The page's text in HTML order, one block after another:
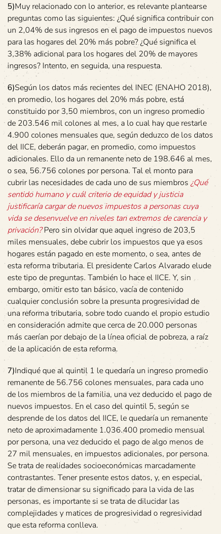
5)Muy relacionado con lo anterior, es relevante plantearse
preguntas como las siguientes: ¿Qué significa contribuir con
un 2,04% de sus ingresos en el pago de impuestos nuevos
para las hogares del 20% más pobre? ¿Qué significa el
3,38% adicional para los hogares del 20% de mayores
ingresos? Intento, en seguida, una respuesta.
6)Según los datos más recientes del INEC (ENAHO 2018),
en promedio, los hogares del 20% más pobre, está
constituido por 3,50 miembros, con un ingreso promedio
de 203.546 mil colones al mes, a lo cual hay que restarle
4.900 colones mensuales que, según deduzco de los datos
del IICE, deberán pagar, en promedio, como impuestos
adicionales. Ello da un remanente neto de 198.646 al mes,
o sea, 56.756 colones por persona. Tal el monto para
cubrir las necesidades de cada uno de sus miembros ¿Qué
sentido humano y cuál criterio de equidad y justicia
justificaría cargar de nuevos impuestos a personas cuya
vida se desenvuelve en niveles tan extremos de carencia y
privación?Pero sin olvidar que aquel ingreso de 203,5
miles mensuales, debe cubrir los impuestos que ya esos
hogares están pagado en este momento, o sea, antes de
esta reforma tributaria. El presidente Carlos Alvarado elude
este tipo de preguntas. También lo hace el IICE. Y, sin
embargo, omitir esto tan básico, vacía de contenido
cualquier conclusión sobre la presunta progresividad de
una reforma tributaria, sobre todo cuando el propio estudio
en consideración admite que cerca de 20.000 personas
más caerían por debajo de la línea oficial de pobreza, a raíz
de la aplicación de esta reforma.
7)Indiqué que al quintil 1 le quedaría un ingreso promedio
remanente de 56.756 colones mensuales, para cada uno
de los miembros de la familia, una vez deducido el pago de
nuevos impuestos. En el caso del quintil 5, según se
desprende de los datos del IICE, le quedaría un remanente
neto de aproximadamente 1.036.400 promedio mensual
por persona, una vez deducido el pago de algo menos de
27 mil mensuales, en impuestos adicionales, por persona.
Se trata de realidades socioeconómicas marcadamente
contrastantes. Tener presente estos datos, y, en especial,
tratar de dimensionar su significado para la vida de las
personas, es importante si se trata de dilucidar las
complejidades y matices de progresividad o regresividad
que esta reforma conlleva.